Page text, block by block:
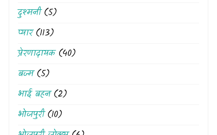
दुश्मनी(5)
प्यार(113)
प्रेरणादायक(40)
बज्म(5)
भाई बहन(2)
भोजपुरी(10)